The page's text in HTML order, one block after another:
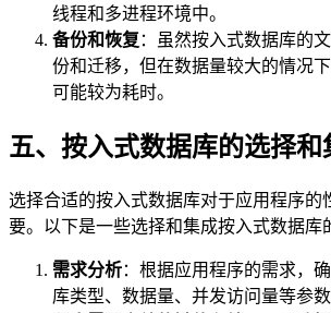
线程和多进程环境中。
备份和恢复 ：虽然按入式数据库的
份和迁移，但在数据量较大的情况
可能较为耗时。
五、按入式数据库的选择和
选择合适的按入式数据库对于应用程序的
要。以下是一些选择和集成按入式数据库
需求分析：根据应用程序的需求，
库类型、数据量、并发访问量等参数